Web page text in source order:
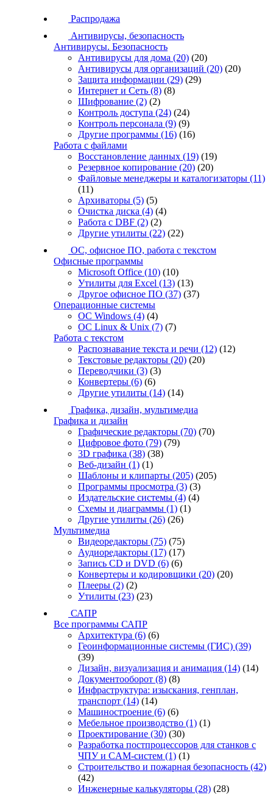
Распродажа
Антивирусы, безопасность
Антивирусы. Безопасность
Антивирусы для дома (20) (20)
Антивирусы для организаций (20) (20)
Защита информации (29) (29)
Интернет и Сеть (8) (8)
Шифрование (2) (2)
Контроль доступа (24) (24)
Контроль персонала (9) (9)
Другие программы (16) (16)
Работа с файлами
Восстановление данных (19) (19)
Резервное копирование (20) (20)
Файловые менеджеры и каталогизаторы (11)
(11)
Архиваторы (5) (5)
Очистка диска (4) (4)
Работа с DBF (2) (2)
Другие утилиты (22) (22)
ОС, офисное ПО, работа с текстом
Офисные программы
Microsoft Office (10) (10)
Утилиты для Excel (13) (13)
Другое офисное ПО (37) (37)
Операционные системы
ОС Windows (4) (4)
ОС Linux & Unix (7) (7)
Работа с текстом
Распознавание текста и речи (12) (12)
Текстовые редакторы (20) (20)
Переводчики (3) (3)
Конвертеры (6) (6)
Другие утилиты (14) (14)
Графика, дизайн, мультимедиа
Графика и дизайн
Графические редакторы (70) (70)
Цифровое фото (79) (79)
3D графика (38) (38)
Веб-дизайн (1) (1)
Шаблоны и клипарты (205) (205)
Программы просмотра (3) (3)
Издательские системы (4) (4)
Схемы и диаграммы (1) (1)
Другие утилиты (26) (26)
Мультимедиа
Видеоредакторы (75) (75)
Аудиоредакторы (17) (17)
Запись CD и DVD (6) (6)
Конвертеры и кодировщики (20) (20)
Плееры (2) (2)
Утилиты (23) (23)
САПР
Все программы САПР
Архитектура (6) (6)
Геоинформационные системы (ГИС) (39)
(39)
Дизайн, визуализация и анимация (14) (14)
Документооборот (8) (8)
Инфраструктура: изыскания, генплан,
транспорт (14) (14)
Машиностроение (6) (6)
Мебельное производство (1) (1)
Проектирование (30) (30)
Разработка постпроцессоров для станков с
ЧПУ и CAM-систем (1) (1)
Строительство и пожарная безопасность (42)
(42)
Инженерные калькуляторы (28) (28)